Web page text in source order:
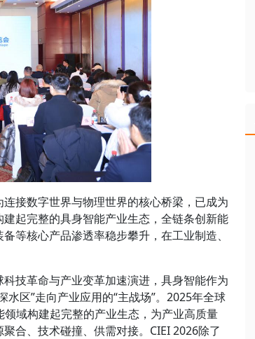
接数字世界与物理世界的核心桥梁，已成为
起完整的具身智能产业生态，全链条创新能
等核心产品渗透率稳步攀升，在工业制造、
技革命与产业变革加速演进，具身智能作为
区”走向产业应用的“主战场”。2025年全球
域构建起完整的产业生态，为产业高质量
合、技术碰撞、供需对接。CIEI 2026除了